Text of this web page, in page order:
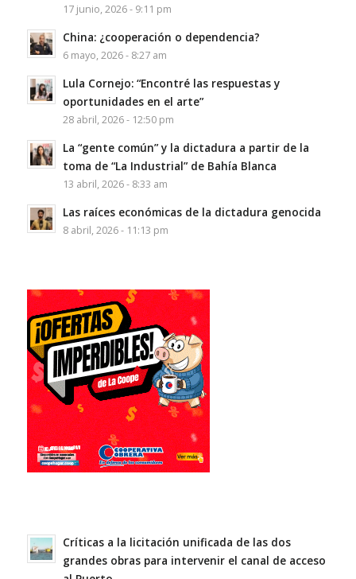
17 junio, 2026 - 9:11 pm
China: ¿cooperación o dependencia?
6 mayo, 2026 - 8:27 am
Lula Cornejo: “Encontré las respuestas y
oportunidades en el arte”
28 abril, 2026 - 12:50 pm
La “gente común” y la dictadura a partir de la
toma de “La Industrial” de Bahía Blanca
13 abril, 2026 - 8:33 am
Las raíces económicas de la dictadura genocida
8 abril, 2026 - 11:13 pm
Críticas a la licitación unificada de las dos
grandes obras para intervenir el canal de acceso